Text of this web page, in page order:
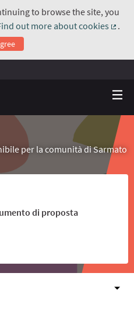
to browse the site, you
out more about cookies
.
per la comunità di Sarmato
di proposta